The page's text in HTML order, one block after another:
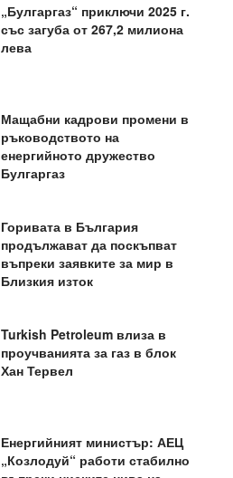
„Булгаргаз“ приключи 2025 г.
със загуба от 267,2 милиона
лева
Мащабни кадрови промени в
ръководството на
енергийното дружество
Булгаргаз
Горивата в България
продължават да поскъпват
въпреки заявките за мир в
Близкия изток
Turkish Petroleum влиза в
проучванията за газ в блок
Хан Тервел
Енергийният министър: АЕЦ
„Козлодуй“ работи стабилно